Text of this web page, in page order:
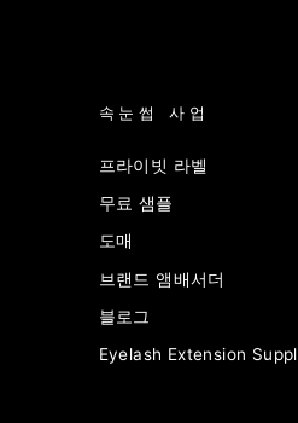
속눈썹 사업
프라이빗 라벨
무료 샘플
도매
브랜드 앰배서더
블로그
Eyelash Extension